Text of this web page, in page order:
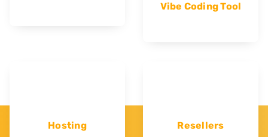
Vibe Coding Tool
Hosting Resellers